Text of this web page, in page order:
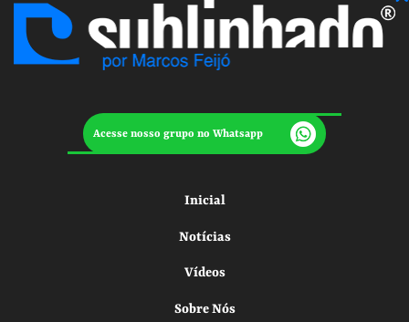
Acesse nosso grupo no Whatsapp
Inicial
Notícias
Vídeos
Sobre Nós